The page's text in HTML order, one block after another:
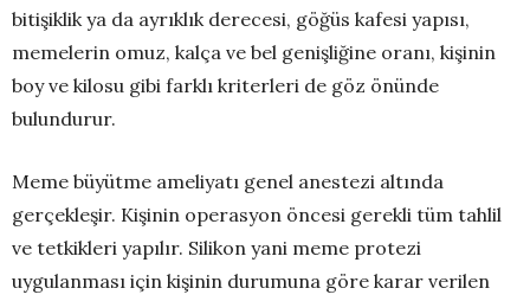
bitişiklik ya da ayrıklık derecesi, göğüs kafesi yapısı,
memelerin omuz, kalça ve bel genişliğine oranı, kişinin
boy ve kilosu gibi farklı kriterleri de göz önünde
bulundurur.
Meme büyütme ameliyatı genel anestezi altında
gerçekleşir. Kişinin operasyon öncesi gerekli tüm tahlil
ve tetkikleri yapılır. Silikon yani meme protezi
uygulanması için kişinin durumuna göre karar verilen